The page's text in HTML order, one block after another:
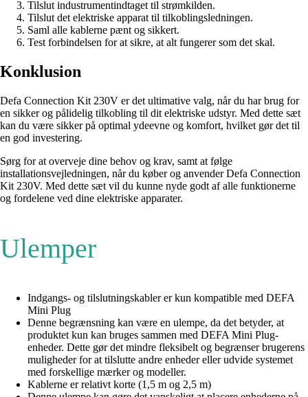
Tilslut industrumentindtaget til strømkilden.
Tilslut det elektriske apparat til tilkoblingsledningen.
Saml alle kablerne pænt og sikkert.
Test forbindelsen for at sikre, at alt fungerer som det skal.
Konklusion
Defa Connection Kit 230V er det ultimative valg, når du har brug for
en sikker og pålidelig tilkobling til dit elektriske udstyr. Med dette sæt
kan du være sikker på optimal ydeevne og komfort, hvilket gør det til
en god investering.
Sørg for at overveje dine behov og krav, samt at følge
installationsvejledningen, når du køber og anvender Defa Connection
Kit 230V. Med dette sæt vil du kunne nyde godt af alle funktionerne
og fordelene ved dine elektriske apparater.
Ulemper
Indgangs- og tilslutningskabler er kun kompatible med DEFA
Mini Plug
Denne begrænsning kan være en ulempe, da det betyder, at
produktet kun kan bruges sammen med DEFA Mini Plug-
enheder. Dette gør det mindre fleksibelt og begrænser brugerens
muligheder for at tilslutte andre enheder eller udvide systemet
med forskellige mærker og modeller.
Kablerne er relativt korte (1,5 m og 2,5 m)